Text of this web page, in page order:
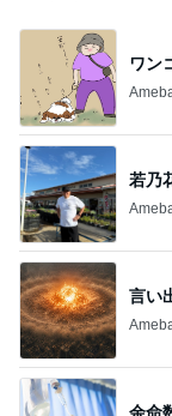
ワン
若乃
言い
余命